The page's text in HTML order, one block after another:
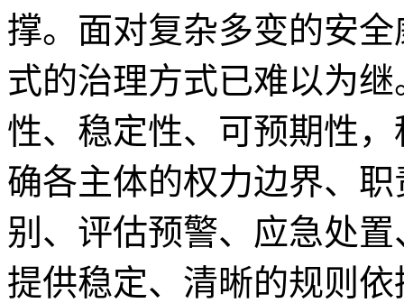
撑。面对复杂多变的安
式的治理方式已难以为
性、稳定性、可预期性
确各主体的权力边界、
别、评估预警、应急处
提供稳定、清晰的规则